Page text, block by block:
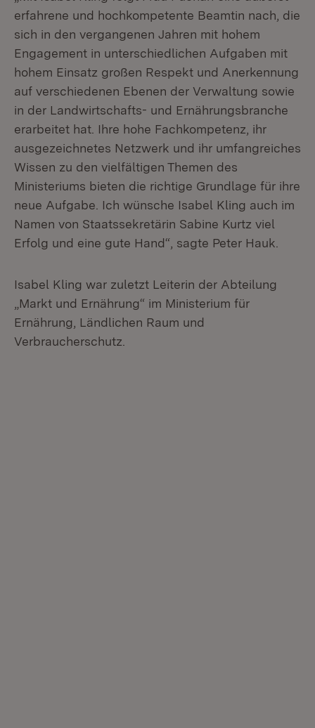
erfahrene und hochkompetente Beamtin nach, die
sich in den vergangenen Jahren mit hohem
Engagement in unterschiedlichen Aufgaben mit
hohem Einsatz großen Respekt und Anerkennung
auf verschiedenen Ebenen der Verwaltung sowie
in der Landwirtschafts- und Ernährungsbranche
erarbeitet hat. Ihre hohe Fachkompetenz, ihr
ausgezeichnetes Netzwerk und ihr umfangreiches
Wissen zu den vielfältigen Themen des
Ministeriums bieten die richtige Grundlage für ihre
neue Aufgabe. Ich wünsche Isabel Kling auch im
Namen von Staatssekretärin Sabine Kurtz viel
Erfolg und eine gute Hand“, sagte Peter Hauk.
Isabel Kling war zuletzt Leiterin der Abteilung
„Markt und Ernährung“ im Ministerium für
Ernährung, Ländlichen Raum und
Verbraucherschutz.